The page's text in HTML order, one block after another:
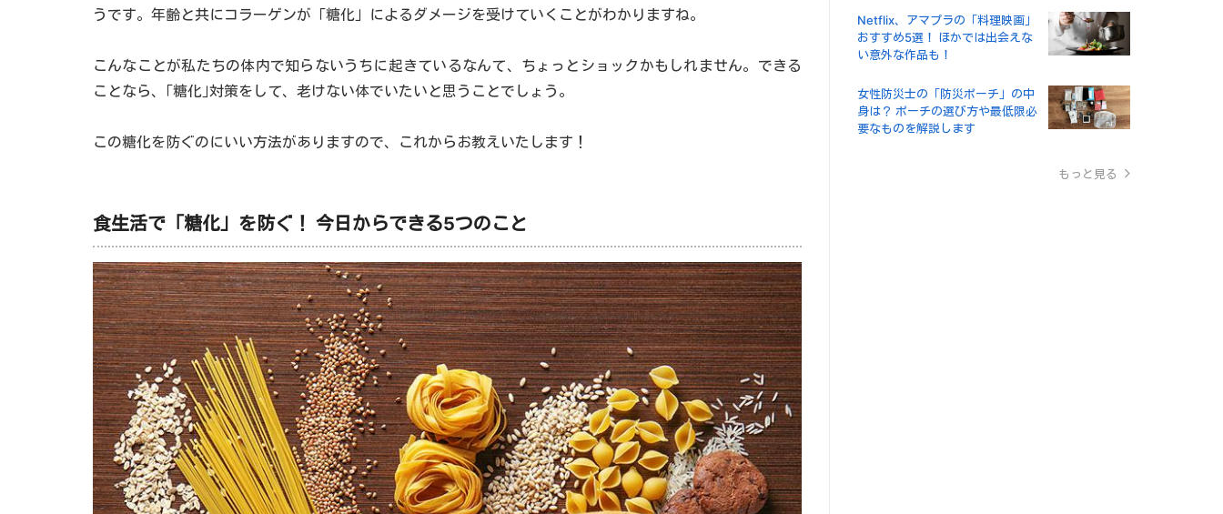
うです。年齢と共にコラーゲンが「糖化」によるダメージを受けていくことがわかりますね。
こんなことが私たちの体内で知らないうちに起きているなんて、ちょっとショックかもしれません。できる
ことなら、｢糖化｣対策をして、老けない体でいたいと思うことでしょう。
この糖化を防ぐのにいい方法がありますので、これからお教えいたします！
食生活で「糖化」を防ぐ！ 今日からできる5つのこと
Netflix、アマプラの「料理映画」
おすすめ5選！ ほかでは出会えな
い意外な作品も！
女性防災士の「防災ポーチ」の中
身は？ ポーチの選び方や最低限必
要なものを解説します
もっと見る